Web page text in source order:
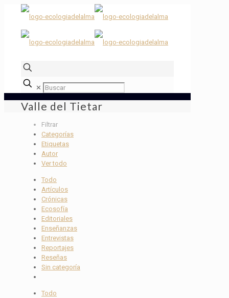
✕
Valle del Tietar
Filtrar
Categorías
Etiquetas
Autor
Ver todo
Todo
Artículos
Crónicas
Ecosofía
Editoriales
Enseñanzas
Entrevistas
Reportajes
Reseñas
Sin categoría
Todo